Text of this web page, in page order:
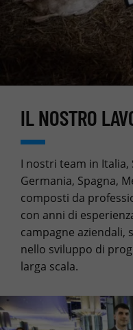
IL NOSTRO
I nostri team in Italia,
Germania, Spagna,
composti da
con anni di
campagne aziendali,
nello sviluppo di
larga scala.